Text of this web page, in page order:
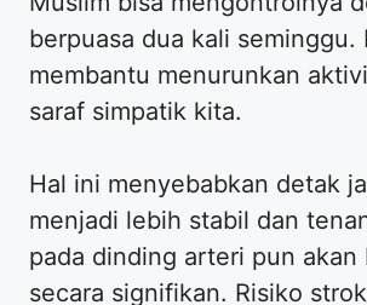
berpuasa dua kali seminggu.
membantu menurunkan
saraf simpatik kita.
Hal ini menyebabkan detak
menjadi lebih stabil dan
pada dinding arteri pun akan
secara signifikan. Risiko